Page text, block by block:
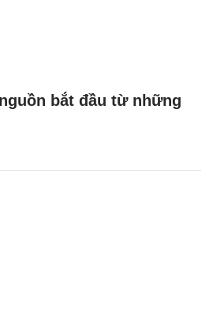
bắt đầu từ những